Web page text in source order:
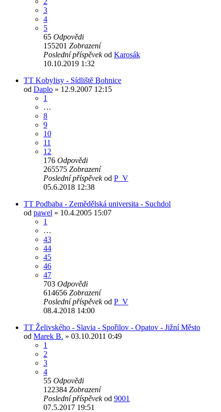
3
4
5
65 Odpovědi
155201 Zobrazení
Poslední příspěvekod Karosák
10.10.2019 1:32
TT Kobylisy - Sídliště Bohnice
od Daplo » 12.9.2007 12:15
1
…
8
9
10
11
12
176 Odpovědi
265575 Zobrazení
Poslední příspěvekod P_V
05.6.2018 12:38
TT Podbaba - Zemědělská universita - Suchdol
od pawel » 10.4.2005 15:07
1
…
43
44
45
46
47
703 Odpovědi
614656 Zobrazení
Poslední příspěvekod P_V
08.4.2018 14:00
TT Želivského - Slavia - Spořilov - Opatov - Jižní Město
od Marek B. » 03.10.2011 0:49
1
2
3
4
55 Odpovědi
122384 Zobrazení
Poslední příspěvekod 9001
07.5.2017 19:51